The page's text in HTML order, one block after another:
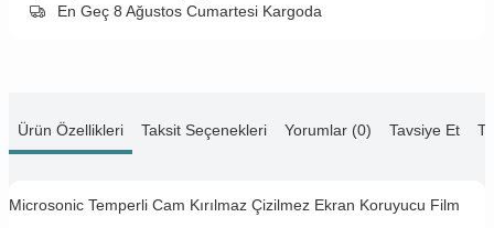
En Geç 8 Ağustos Cumartesi Kargoda
Ürün Özellikleri Taksit Seçenekleri Yorumlar (0) Tavsiye Et
Microsonic Temperli Cam Kırılmaz Çizilmez Ekran Koruyucu Film